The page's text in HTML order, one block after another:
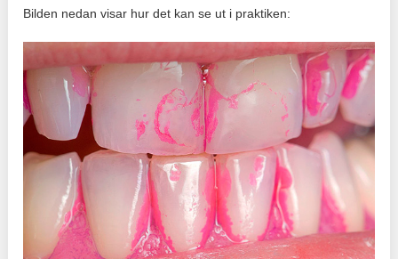
Bilden nedan visar hur det kan se ut i praktiken: